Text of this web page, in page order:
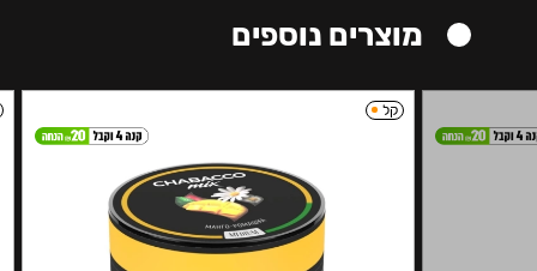
מוצרים נוספים
קל